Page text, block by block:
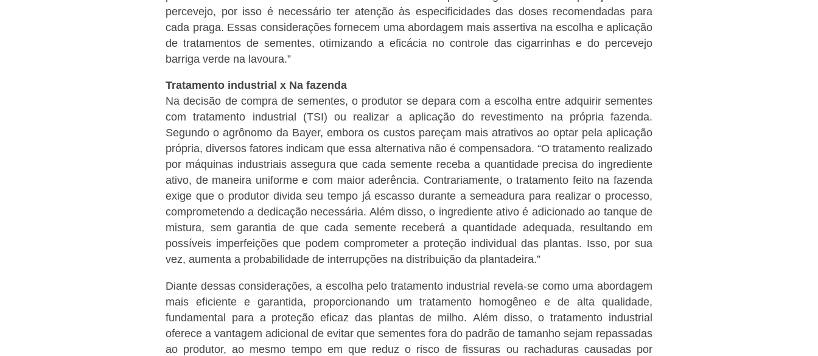
percevejo, por isso é necessário ter atenção às especificidades das doses recomendadas para
cada praga. Essas considerações fornecem uma abordagem mais assertiva na escolha e aplicação
de tratamentos de sementes, otimizando a eficácia no controle das cigarrinhas e do percevejo
barriga verde na lavoura.”
Tratamento industrial x Na fazenda
Na decisão de compra de sementes, o produtor se depara com a escolha entre adquirir sementes
com tratamento industrial (TSI) ou realizar a aplicação do revestimento na própria fazenda.
Segundo o agrônomo da Bayer, embora os custos pareçam mais atrativos ao optar pela aplicação
própria, diversos fatores indicam que essa alternativa não é compensadora. “O tratamento realizado
por máquinas industriais assegura que cada semente receba a quantidade precisa do ingrediente
ativo, de maneira uniforme e com maior aderência. Contrariamente, o tratamento feito na fazenda
exige que o produtor divida seu tempo já escasso durante a semeadura para realizar o processo,
comprometendo a dedicação necessária. Além disso, o ingrediente ativo é adicionado ao tanque de
mistura, sem garantia de que cada semente receberá a quantidade adequada, resultando em
possíveis imperfeições que podem comprometer a proteção individual das plantas. Isso, por sua
vez, aumenta a probabilidade de interrupções na distribuição da plantadeira.”
Diante dessas considerações, a escolha pelo tratamento industrial revela-se como uma abordagem
mais eficiente e garantida, proporcionando um tratamento homogêneo e de alta qualidade,
fundamental para a proteção eficaz das plantas de milho. Além disso, o tratamento industrial
oferece a vantagem adicional de evitar que sementes fora do padrão de tamanho sejam repassadas
ao produtor, ao mesmo tempo em que reduz o risco de fissuras ou rachaduras causadas por